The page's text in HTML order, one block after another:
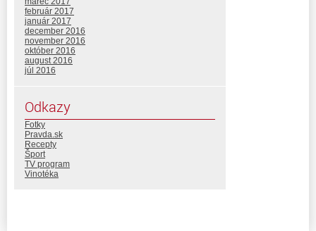
február 2017
január 2017
december 2016
november 2016
október 2016
august 2016
júl 2016
Odkazy
Fotky
Pravda.sk
Recepty
Šport
TV program
Vinotéka